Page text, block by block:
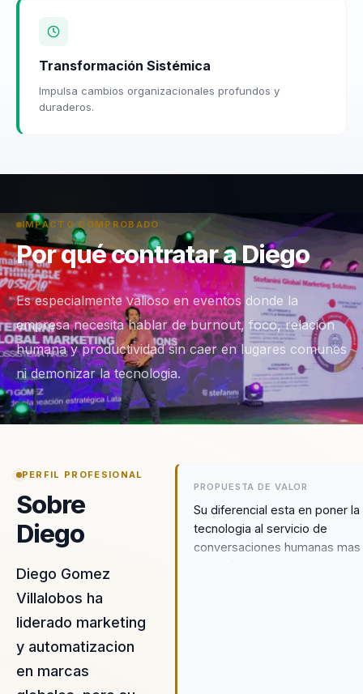
Transformación Sistémica
Impulsa cambios organizacionales profundos y
duraderos.
IMPACTO COMPROBADO
Por qué contratar a Diego
Es especialmente valioso en eventos donde la
empresa necesita hablar de burnout, foco, relacion
humana y productividad sin caer en lugares comunes
ni demonizar la tecnologia.
PERFIL PROFESIONAL
Sobre
Diego
Diego Gomez
Villalobos ha
liderado marketing
y automatizacion
en marcas
PROPUESTA DE VALOR
Su diferencial esta en poner la
tecnologia al servicio de
conversaciones humanas mas